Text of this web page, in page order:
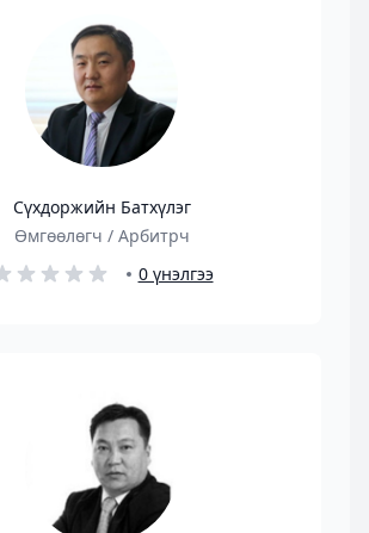
Сүхдоржийн Батхүлэг
Өмгөөлөгч / Арбитрч
0 үнэлгээ